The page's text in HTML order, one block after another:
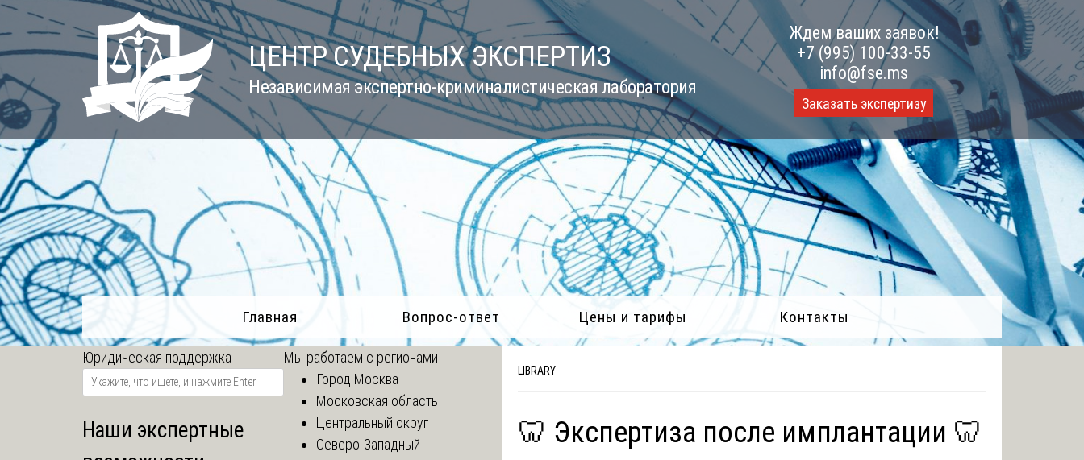
Skip
to
content
ЦЕНТР СУДЕБНЫХ ЭКСПЕРТИЗ
Независимая экспертно-криминалистическая лаборатория
Ждем ваших заявок!
+7 (995) 100-33-55
info@fse.ms
Заказать экспертизу
Главная Вопрос-ответ Цены и тарифы Контакты
LIBRARY
🦷 Экспертиза после имплантации 🦷
Юридическая поддержка
Наши экспертные
Мы работаем с регионами
Город Москва
Московская область
Центральный округ
Северо-Западный